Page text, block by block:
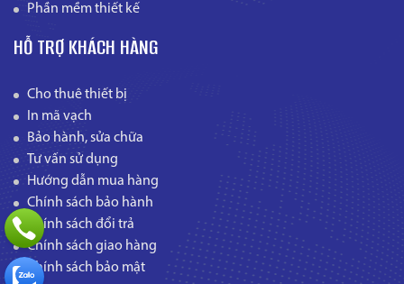
Phần mềm thiết kế
HỖ TRỢ KHÁCH HÀNG
Cho thuê thiết bị
In mã vạch
Bảo hành, sửa chữa
Tư vấn sử dụng
Hướng dẫn mua hàng
Chính sách bảo hành
Chính sách đổi trả
Chính sách giao hàng
Chính sách bảo mật